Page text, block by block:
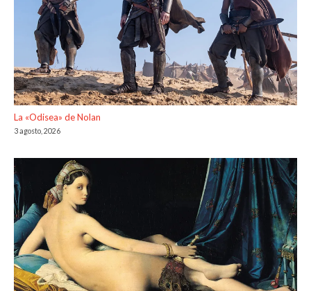
La «Odisea» de Nolan
3 agosto, 2026